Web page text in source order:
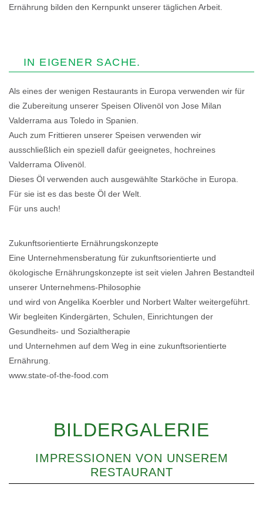
Ernährung bilden den Kernpunkt unserer täglichen Arbeit.
IN EIGENER SACHE.
Als eines der wenigen Restaurants in Europa verwenden wir für
die Zubereitung unserer Speisen Olivenöl von Jose Milan
Valderrama aus Toledo in Spanien.
Auch zum Frittieren unserer Speisen verwenden wir
ausschließlich ein speziell dafür geeignetes, hochreines
Valderrama Olivenöl.
Dieses Öl verwenden auch ausgewählte Starköche in Europa.
Für sie ist es das beste Öl der Welt.
Für uns auch!
Zukunftsorientierte Ernährungskonzepte
Eine Unternehmensberatung für zukunftsorientierte und
ökologische Ernährungskonzepte ist seit vielen Jahren Bestandteil
unserer Unternehmens-Philosophie
und wird von Angelika Koerbler und Norbert Walter weitergeführt.
Wir begleiten Kindergärten, Schulen, Einrichtungen der
Gesundheits- und Sozialtherapie
und Unternehmen auf dem Weg in eine zukunftsorientierte
Ernährung.
www.state-of-the-food.com
BILDERGALERIE
IMPRESSIONEN VON UNSEREM
RESTAURANT